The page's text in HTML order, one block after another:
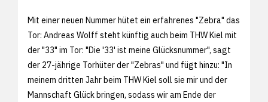
Mit einer neuen Nummer hütet ein erfahrenes "Zebra" das
Tor: Andreas Wolff steht künftig auch beim THW Kiel mit
der "33" im Tor: "Die '33' ist meine Glücksnummer", sagt
der 27-jährige Torhüter der "Zebras" und fügt hinzu: "In
meinem dritten Jahr beim THW Kiel soll sie mir und der
Mannschaft Glück bringen, sodass wir am Ende der